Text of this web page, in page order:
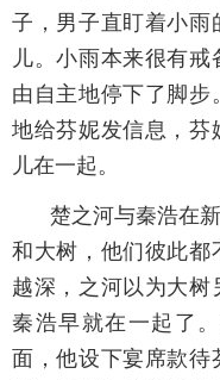
子，男子直盯着小雨
儿。小雨本来很有
由自主地停下了脚步
地给芬妮发信息，芬
儿在一起。
楚之河与秦浩在
和大树，他们彼此都
越深，之河以为大树
秦浩早就在一起了
面，他设下宴席款待